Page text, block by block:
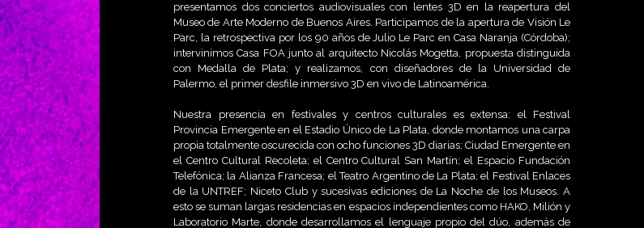
presentamos dos conciertos audiovisuales con lentes 3D en la reapertura del
Museo de Arte Moderno de Buenos Aires. Participamos de la apertura de Visión Le
Parc, la retrospectiva por los 90 años de Julio Le Parc en Casa Naranja (Córdoba);
intervinimos Casa FOA junto al arquitecto Nicolás Mogetta, propuesta distinguida
con Medalla de Plata; y realizamos, con diseñadores de la Universidad de
Palermo, el primer desfile inmersivo 3D en vivo de Latinoamérica.
Nuestra presencia en festivales y centros culturales es extensa: el Festival
Provincia Emergente en el Estadio Único de La Plata, donde montamos una carpa
propia totalmente oscurecida con ocho funciones 3D diarias; Ciudad Emergente en
el Centro Cultural Recoleta; el Centro Cultural San Martín; el Espacio Fundación
Telefónica; la Alianza Francesa; el Teatro Argentino de La Plata; el Festival Enlaces
de la UNTREF; Niceto Club y sucesivas ediciones de La Noche de los Museos. A
esto se suman largas residencias en espacios independientes como HAKO, Milión y
Laboratorio Marte, donde desarrollamos el lenguaje propio del dúo, además de